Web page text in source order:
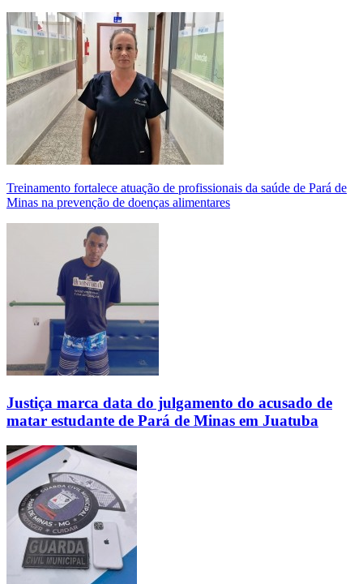
Treinamento fortalece atuação de profissionais da saúde de Pará de
Minas na prevenção de doenças alimentares
Justiça marca data do julgamento do acusado de
matar estudante de Pará de Minas em Juatuba